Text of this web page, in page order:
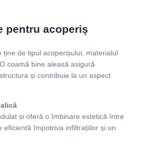
pentru acoperiș
ține de tipul acoperișului, materialul
coamă bine aleasă asigură
și contribuie la un aspect
și oferă o îmbinare estetică între
eficientă împotriva infiltrațiilor și un